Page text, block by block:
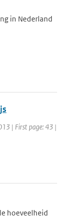
in Nederland
| First page: 43 |
hoeveelheid